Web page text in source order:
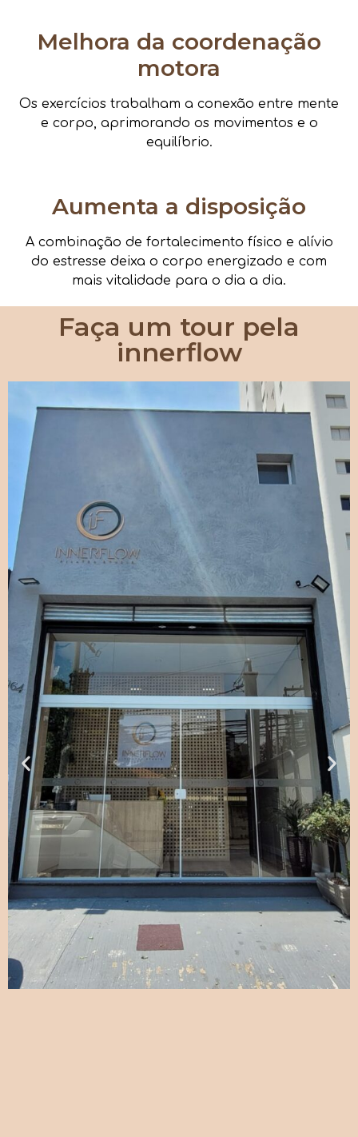
Melhora da coordenação
motora
Os exercícios trabalham a conexão entre mente
e corpo, aprimorando os movimentos e o
equilíbrio.
Aumenta a disposição
A combinação de fortalecimento físico e alívio
do estresse deixa o corpo energizado e com
mais vitalidade para o dia a dia.
Faça um tour pela
innerflow